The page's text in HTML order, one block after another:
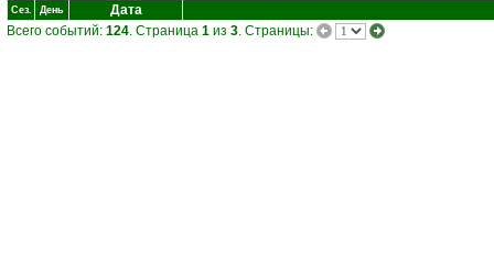
Сез. День
Дата
Всего событий: 124. Страница 1 из 3. Страницы: